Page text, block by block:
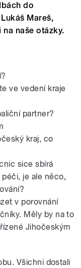
do
Mareš,
naše otázky.
ve vedení kraje
partner?
kraj, co
sice sbírá
je ale něco,
v porovnání
Měly by na to
Jihočeským
Všichni dostali